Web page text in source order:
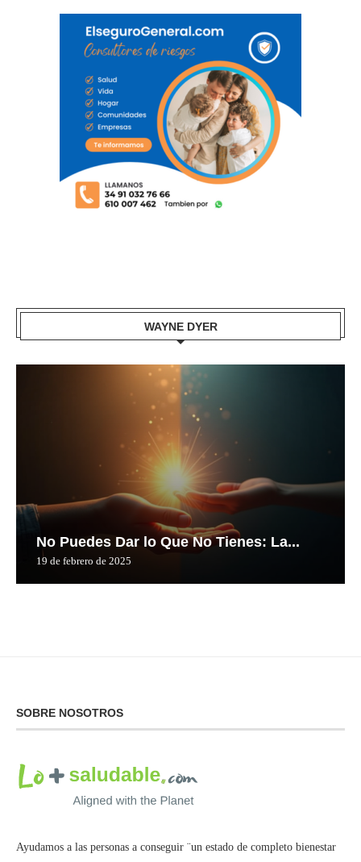
WAYNE DYER
No Puedes Dar lo Que No Tienes: La...
19 de febrero de 2025
SOBRE NOSOTROS
Ayudamos a las personas a conseguir ¨un estado de completo bienestar